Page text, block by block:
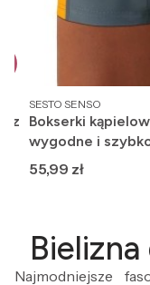
z
PRODUCENT
SESTO SENSO
Bokserki
wygodne i
Cena
55,99 zł
Najmodniejsze